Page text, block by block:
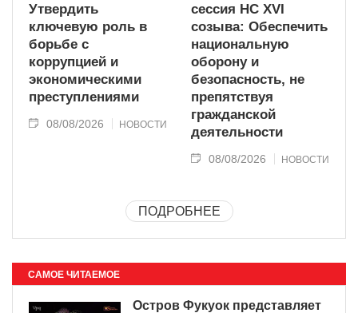
Утвердить
ключевую роль в
борьбе с
коррупцией и
экономическими
преступлениями
08/08/2026 НОВОСТИ
сессия НС XVI
созыва: Обеспечить
национальную
оборону и
безопасность, не
препятствуя
гражданской
деятельности
08/08/2026 НОВОСТИ
ПОДРОБНЕЕ
САМОЕ ЧИТАЕМОЕ
Остров Фукуок представляет